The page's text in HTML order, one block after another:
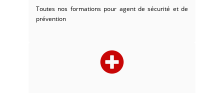
Toutes nos formations pour agent de sécurité et de
prévention